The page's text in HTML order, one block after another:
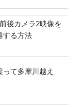
後カメラ2映像を
する方法
て多摩川越え